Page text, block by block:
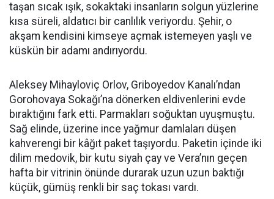
taşan sıcak ışık, sokaktaki insanların solgun yüzlerine
kısa süreli, aldatıcı bir canlılık veriyordu. Şehir, o
akşam kendisini kimseye açmak istemeyen yaşlı ve
küskün bir adamı andırıyordu.
Aleksey Mihayloviç Orlov, Griboyedov Kanalı’ndan
Gorohovaya Sokağı’na dönerken eldivenlerini evde
bıraktığını fark etti. Parmakları soğuktan uyuşmuştu.
Sağ elinde, üzerine ince yağmur damlaları düşen
kahverengi bir kâğıt paket taşıyordu. Paketin içinde iki
dilim medovik, bir kutu siyah çay ve Vera’nın geçen
hafta bir vitrinin önünde durarak uzun uzun baktığı
küçük, gümüş renkli bir saç tokası vardı.